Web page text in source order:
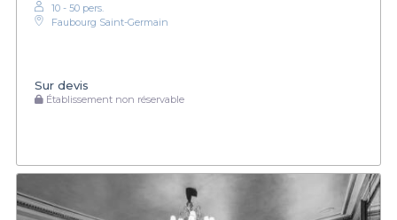
10 - 50 pers.
Faubourg Saint-Germain
Sur devis
Établissement non réservable